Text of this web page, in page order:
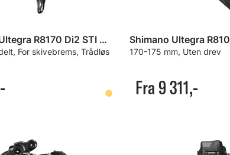
Shimano Ultegra R8170 Di2 STI Girspak
For skivebrems, Trådløs 170-175 mm, Uten drev
Fra 9 311,-